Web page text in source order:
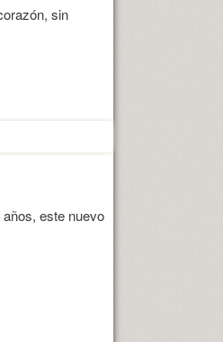
sin
este nuevo